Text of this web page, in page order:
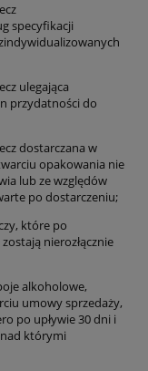
specyfikacji
ulegająca
przydatności do
dostarczana w
opakowania nie
lub ze względów
po dostarczeniu;
które po
nierozłącznie
alkoholowe,
umowy sprzedaży,
po upływie 30 dni i
którymi